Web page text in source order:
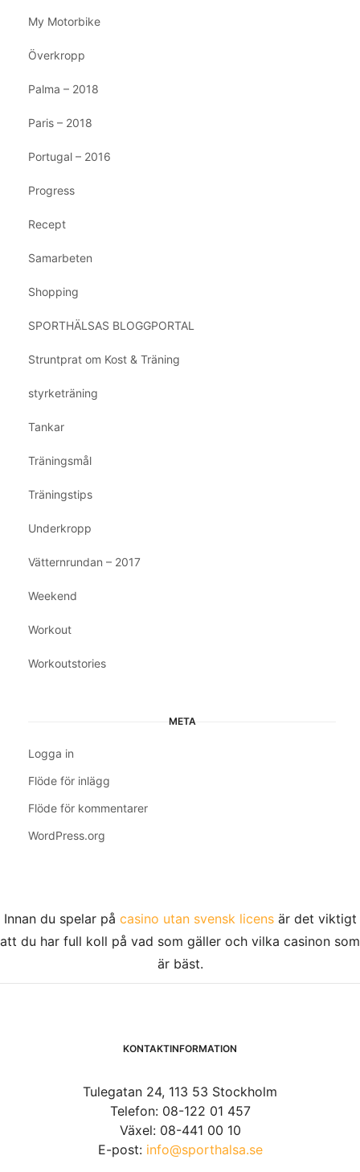
My Motorbike
Överkropp
Palma – 2018
Paris – 2018
Portugal – 2016
Progress
Recept
Samarbeten
Shopping
SPORTHÄLSAS BLOGGPORTAL
Struntprat om Kost & Träning
styrketräning
Tankar
Träningsmål
Träningstips
Underkropp
Vätternrundan – 2017
Weekend
Workout
Workoutstories
META
Logga in
Flöde för inlägg
Flöde för kommentarer
WordPress.org
Innan du spelar på casino utan svensk licensär det viktigt
att du har full koll på vad som gäller och vilka casinon som
är bäst.
KONTAKTINFORMATION
Tulegatan 24, 113 53 Stockholm
Telefon: 08-122 01 457
Växel: 08-441 00 10
E-post: info@sporthalsa.se